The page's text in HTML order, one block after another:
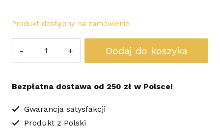
Produkt dostępny na zamówienie
Kolczyki
Pióra
Czarne
Dodaj do koszyka
Bezpłatna dostawa od 250 zł w Polsce!
Gwarancja satysfakcji
Produkt z Polski